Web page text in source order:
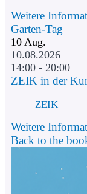
Weitere
Garten-Tag
10 Aug.
10.08.2026
14:00 - 20:00
ZEIK in der
ZEIK
Weitere
Back to the